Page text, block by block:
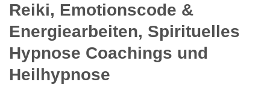
Reiki, Emotionscode &
Energiearbeiten, Spirituelles
Hypnose Coachings und
Heilhypnose